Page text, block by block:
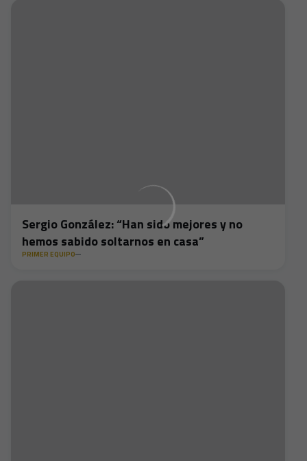
Sergio González: “Han sido mejores y no
hemos sabido soltarnos en casa”
PRIMER EQUIPO